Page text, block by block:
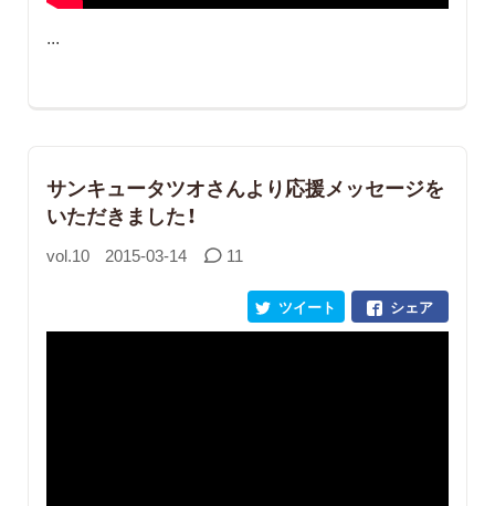
...
サンキュータツオさんより応援メッセージを
いただきました！
vol.10 2015-03-14 11
シェア
ツイート